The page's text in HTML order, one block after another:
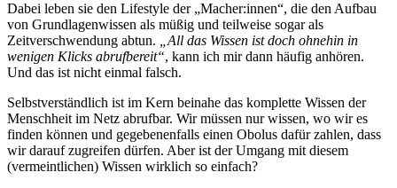
Dabei leben sie den Lifestyle der „Macher:innen“, die den Aufbau
von Grundlagenwissen als müßig und teilweise sogar als
Zeitverschwendung abtun. „All das Wissen ist doch ohnehin in
wenigen Klicks abrufbereit“, kann ich mir dann häufig anhören.
Und das ist nicht einmal falsch.
Selbstverständlich ist im Kern beinahe das komplette Wissen der
Menschheit im Netz abrufbar. Wir müssen nur wissen, wo wir es
finden können und gegebenenfalls einen Obolus dafür zahlen, dass
wir darauf zugreifen dürfen. Aber ist der Umgang mit diesem
(vermeintlichen) Wissen wirklich so einfach?